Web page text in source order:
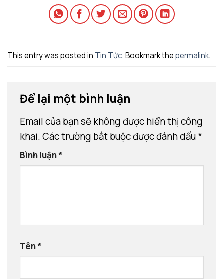
This entry was posted in Tin Tức. Bookmark thepermalink.
Để lại một bình luận
Email của bạn sẽ không được hiển thị công
khai.Các trường bắt buộc được đánh dấu*
Bình luận*
Tên*